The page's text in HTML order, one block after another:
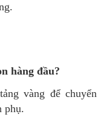
hàng đầu?
vàng để chuyển
phụ.